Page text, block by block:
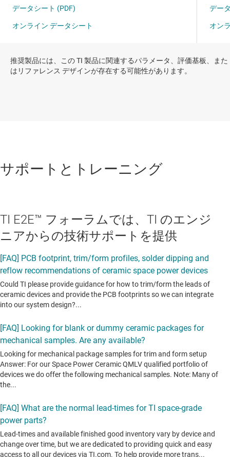
推奨製品には、この TI 製品に関連するパラメータ、評価基板、また
はリファレンス デザインが存在する可能性があります。
サポートとトレーニング
TI E2E™ フォーラムでは、TI のエンジ
ニアからの技術サポートを提供